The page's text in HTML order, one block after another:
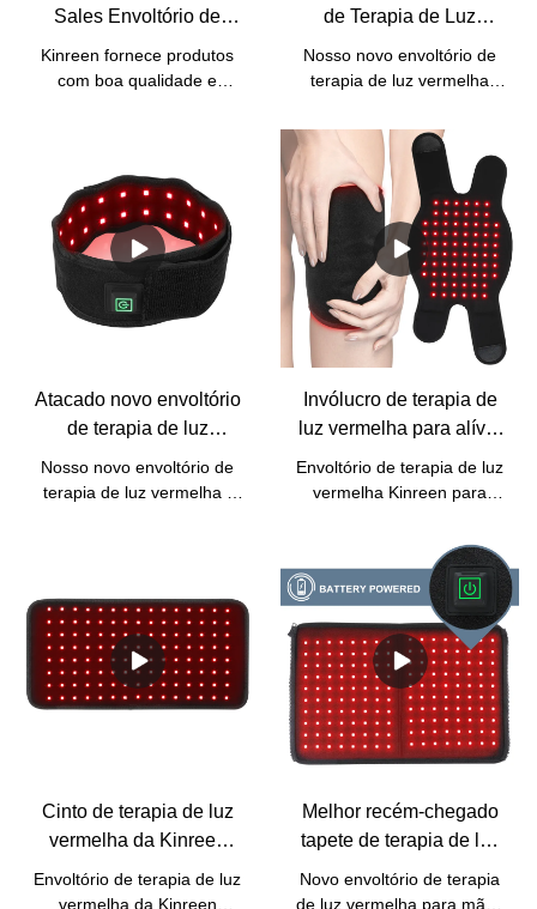
Sales Envoltório de
terapia de luz vermelha
com alça para alívio da
Kinreen fornece produtos
com boa qualidade e
personalizados, incluindo
personalização de
logotipo/caixa/manual/comprimento
de onda.Para o nosso
clássico envoltório de
terapia de luz vermelha,
temos três estilos para sua
bateria embutida.
de Terapia de Luz
Vermelha para Alívio de
Dor no Ombro
Nosso novo envoltório de
terapia de luz vermelha
ombro.
Atacado novo envoltório
de terapia de luz
vermelha para alívio da
dor no pescoço com bom
Nosso novo envoltório de
terapia de luz vermelha -
usarem. Pode ser usado
para alívio da dor nas
articulações do pulso do
pescoço.Temos um sério
controle de qualidade tanto
de garantia de um ano
prevê qualquer defeito
causado por nós.
Invólucro de terapia de
luz vermelha para alívio
da dor nas articulações
do joelho Varinha de
Kinreen preço de fábrica
Envoltório de terapia de luz
vermelha Kinreen para
articulações do corpo com a
bateria embutida.
Cinto de terapia de luz
vermelha da Kinreen
com bateria embutida
para alívio da dor nas
Envoltório de terapia de luz
vermelha da Kinreen
Melhor recém-chegado
tapete de terapia de luz
vermelha para empresas
de mãos e dedos -
Novo envoltório de terapia
de luz vermelha para mãos